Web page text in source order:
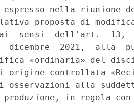
espresso nella riunione
proposta di
sensi  dell'art.  13,
dicembre  2021,  alla
«ordinaria» del
di origine controllata
osservazioni alla
in regola